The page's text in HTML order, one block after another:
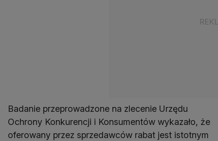
Badanie przeprowadzone na zlecenie Urzędu
Ochrony Konkurencji i Konsumentów wykazało, że
oferowany przez sprzedawców rabat jest istotnym